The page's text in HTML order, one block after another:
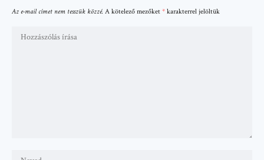
Az e-mail címet nem tesszük közzé. A kötelező mezőket * karakterrel jelöltük